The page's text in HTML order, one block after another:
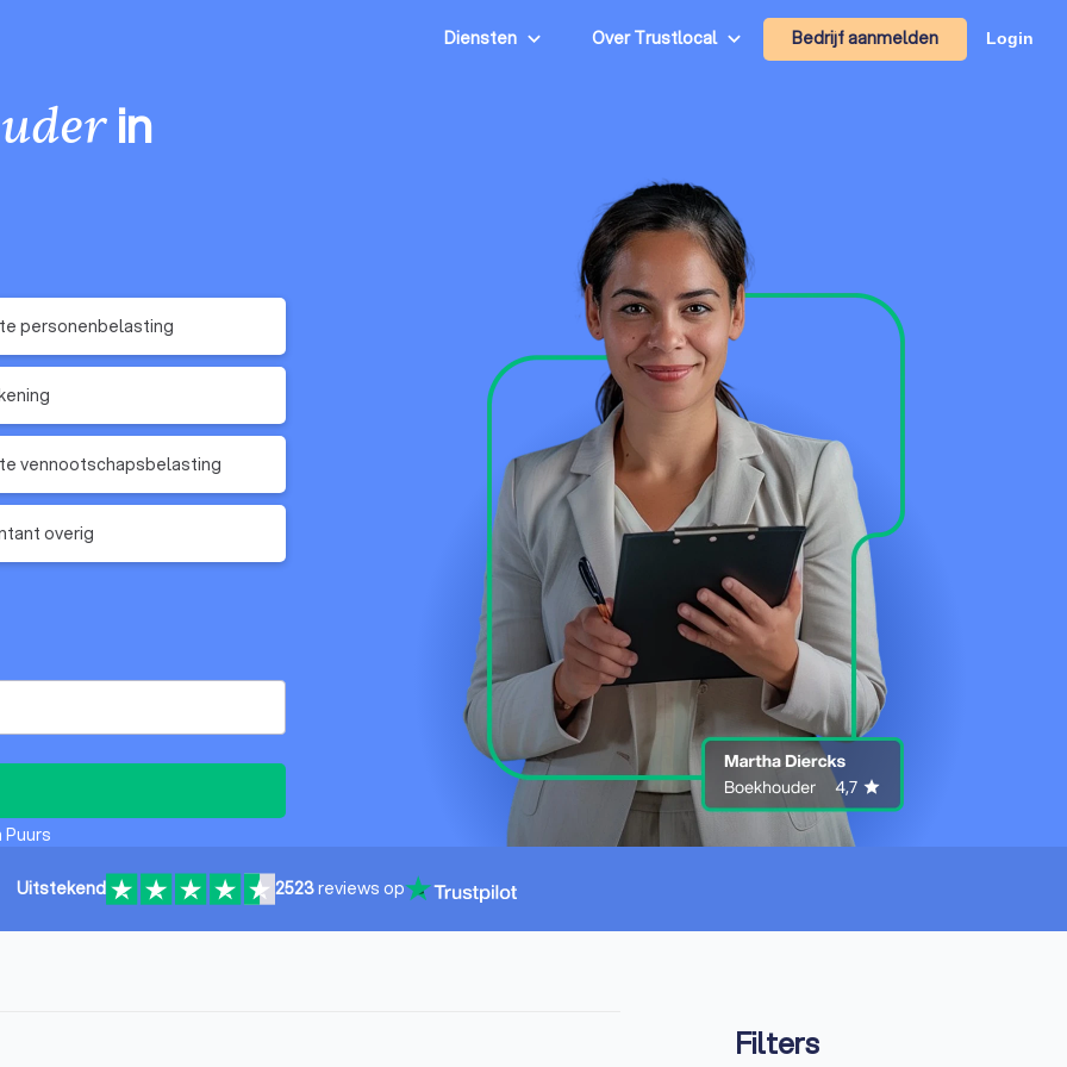
Diensten Over Trustlocal Bedrijf aanmelden Login
in
personenbelasting
vennootschapsbelasting
overig
Uitstekend 2523reviews op
Filters